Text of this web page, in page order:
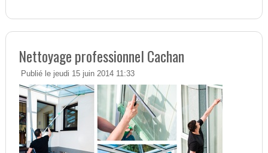
Nettoyage professionnel Cachan
Publié le jeudi 15 juin 2014 11:33